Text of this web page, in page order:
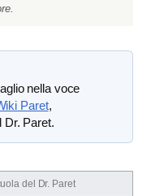
nella voce
Paret,
Dr. Paret.
del Dr. Paret